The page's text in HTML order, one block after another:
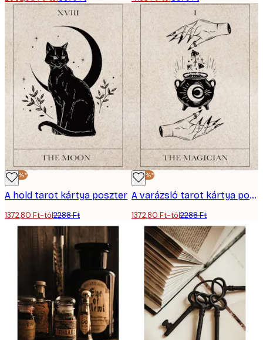
-40%*
A hold tarot kártya poszter
1372,80 Ft-tól2288 Ft
-40%*
A varázsló tarot kártya poszter
1372,80 Ft-tól2288 Ft